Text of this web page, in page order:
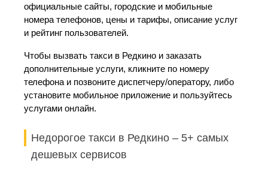
официальные сайты, городские и мобильные
номера телефонов, цены и тарифы, описание услуг
и рейтинг пользователей.
Чтобы вызвать такси в Редкино и заказать
дополнительные услуги, кликните по номеру
телефона и позвоните диспетчеру/оператору, либо
установите мобильное приложение и пользуйтесь
услугами онлайн.
Недорогое такси в Редкино – 5+ самых
дешевых сервисов